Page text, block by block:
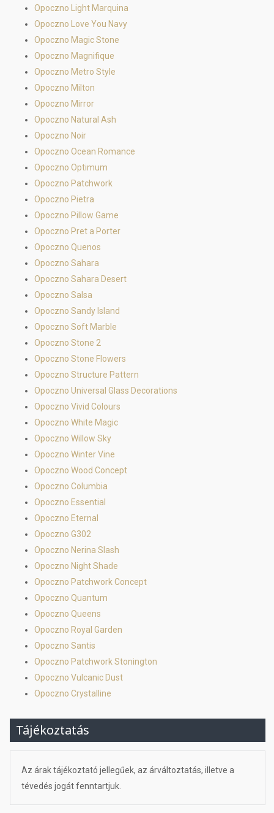
Opoczno Light Marquina
Opoczno Love You Navy
Opoczno Magic Stone
Opoczno Magnifique
Opoczno Metro Style
Opoczno Milton
Opoczno Mirror
Opoczno Natural Ash
Opoczno Noir
Opoczno Ocean Romance
Opoczno Optimum
Opoczno Patchwork
Opoczno Pietra
Opoczno Pillow Game
Opoczno Pret a Porter
Opoczno Quenos
Opoczno Sahara
Opoczno Sahara Desert
Opoczno Salsa
Opoczno Sandy Island
Opoczno Soft Marble
Opoczno Stone 2
Opoczno Stone Flowers
Opoczno Structure Pattern
Opoczno Universal Glass Decorations
Opoczno Vivid Colours
Opoczno White Magic
Opoczno Willow Sky
Opoczno Winter Vine
Opoczno Wood Concept
Opoczno Columbia
Opoczno Essential
Opoczno Eternal
Opoczno G302
Opoczno Nerina Slash
Opoczno Night Shade
Opoczno Patchwork Concept
Opoczno Quantum
Opoczno Queens
Opoczno Royal Garden
Opoczno Santis
Opoczno Patchwork Stonington
Opoczno Vulcanic Dust
Opoczno Crystalline
Tájékoztatás
Az árak tájékoztató jellegűek, az árváltoztatás, illetve a
tévedés jogát fenntartjuk.